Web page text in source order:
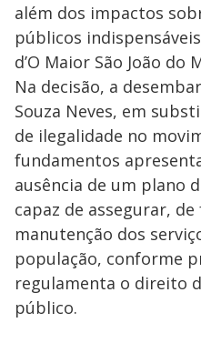
além dos impactos
públicos
d’O Maior São João do
Na decisão, a
Souza Neves, em
de ilegalidade no
fundamentos
ausência de um plano
capaz de assegurar,
manutenção dos
população, conforme
regulamenta o direito
público.